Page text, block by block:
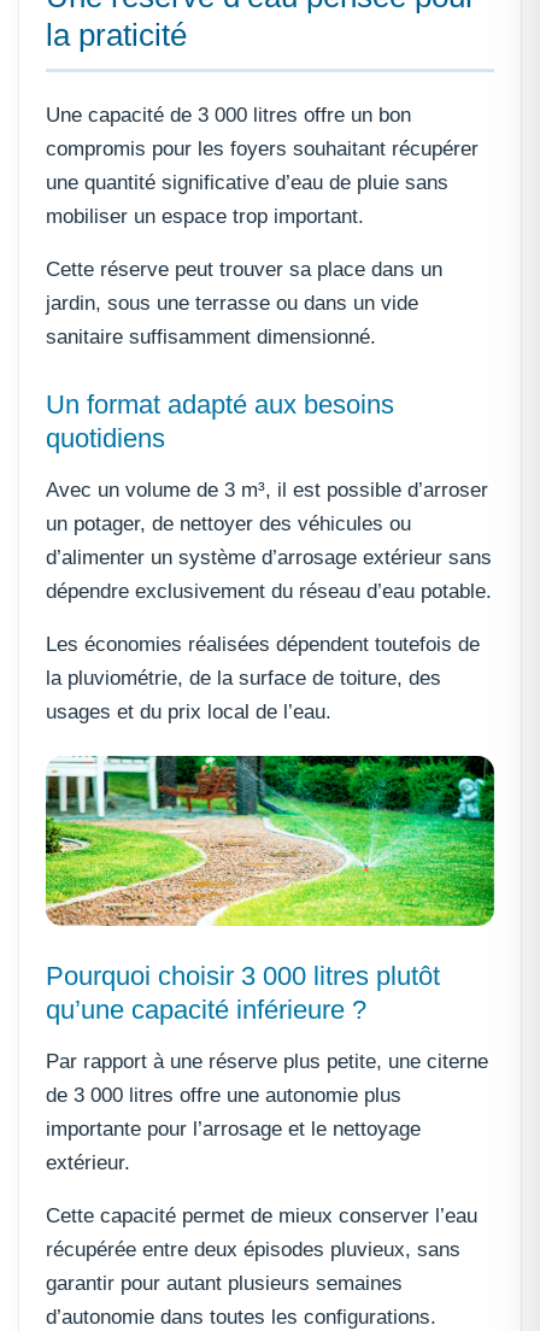
la praticité
Une capacité de 3 000 litres offre un bon
compromis pour les foyers souhaitant récupérer
une quantité significative d’eau de pluie sans
mobiliser un espace trop important.
Cette réserve peut trouver sa place dans un
jardin, sous une terrasse ou dans un vide
sanitaire suffisamment dimensionné.
Un format adapté aux besoins
quotidiens
Avec un volume de 3 m³, il est possible d’arroser
un potager, de nettoyer des véhicules ou
d’alimenter un système d’arrosage extérieur sans
dépendre exclusivement du réseau d’eau potable.
Les économies réalisées dépendent toutefois de
la pluviométrie, de la surface de toiture, des
usages et du prix local de l’eau.
Pourquoi choisir 3 000 litres plutôt
qu’une capacité inférieure ?
Par rapport à une réserve plus petite, une citerne
de 3 000 litres offre une autonomie plus
importante pour l’arrosage et le nettoyage
extérieur.
Cette capacité permet de mieux conserver l’eau
récupérée entre deux épisodes pluvieux, sans
garantir pour autant plusieurs semaines
d’autonomie dans toutes les configurations.